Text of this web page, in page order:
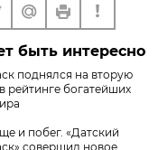
быть интересно
поднялся на вторую
рейтинге богатейших
и побег. «Датский
совершил новое